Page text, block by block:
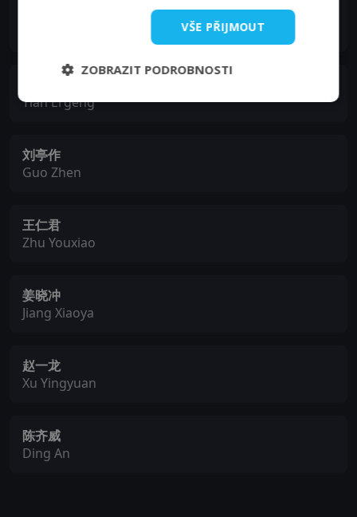
Tian Ergeng
刘亭作
Guo Zhen
王仁君
Zhu Youxiao
姜晓冲
Jiang Xiaoya
赵一龙
Xu Yingyuan
陈齐威
Ding An
VŠE PŘIJMOUT
ZOBRAZIT PODROBNOSTI